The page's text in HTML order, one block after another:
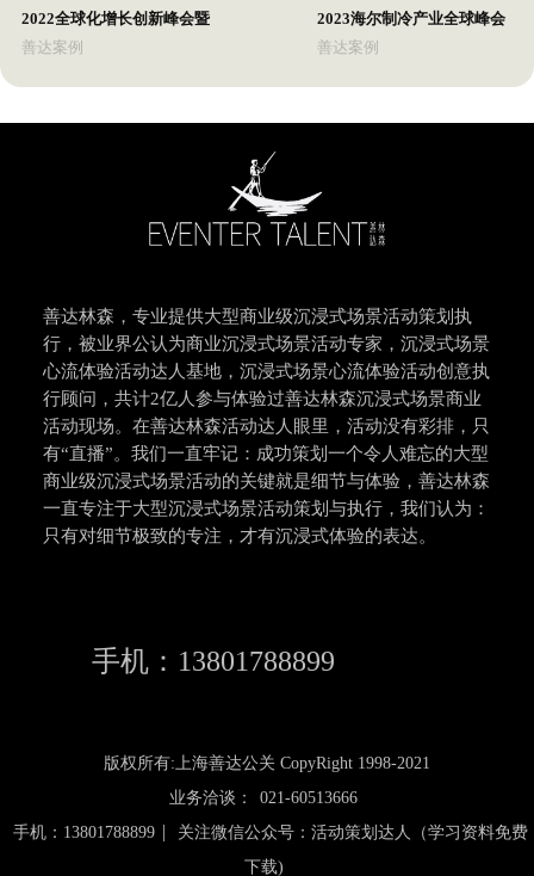
2022全球化增长创新峰会暨
善达案例
2023海尔制冷产业全球峰会
善达案例
善达林森，专业提供大型商业级沉浸式场景活动策划执
行，被业界公认为商业沉浸式场景活动专家，沉浸式场景
心流体验活动达人基地，沉浸式场景心流体验活动创意执
行顾问，共计2亿人参与体验过善达林森沉浸式场景商业
活动现场。在善达林森活动达人眼里，活动没有彩排，只
有“直播”。我们一直牢记：成功策划一个令人难忘的大型
商业级沉浸式场景活动的关键就是细节与体验，善达林森
一直专注于大型沉浸式场景活动策划与执行，我们认为：
只有对细节极致的专注，才有沉浸式体验的表达。
手机：13801788899
版权所有:上海善达公关 CopyRight 1998-2021
业务洽谈：
021-60513666
手机：13801788899 |
关注微信公众号：活动策划达人（学习资料免费
下载)